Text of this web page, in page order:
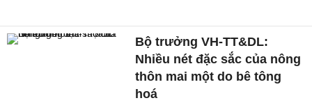
Bộ trưởng VH-TT&DL:
Nhiều nét đặc sắc của nông
thôn mai một do bê tông
hoá